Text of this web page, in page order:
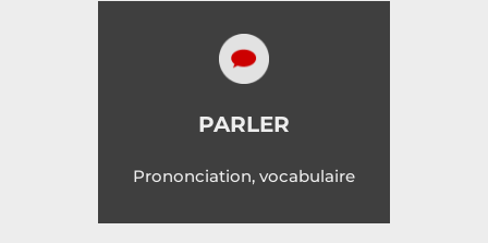
PARLER
Prononciation, vocabulaire